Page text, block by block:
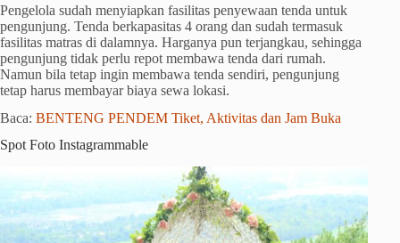
Pengelola sudah menyiapkan fasilitas penyewaan tenda untuk
pengunjung. Tenda berkapasitas 4 orang dan sudah termasuk
fasilitas matras di dalamnya. Harganya pun terjangkau, sehingga
pengunjung tidak perlu repot membawa tenda dari rumah.
Namun bila tetap ingin membawa tenda sendiri, pengunjung
tetap harus membayar biaya sewa lokasi.
Baca: BENTENG PENDEM Tiket, Aktivitas dan Jam Buka
Spot Foto Instagrammable